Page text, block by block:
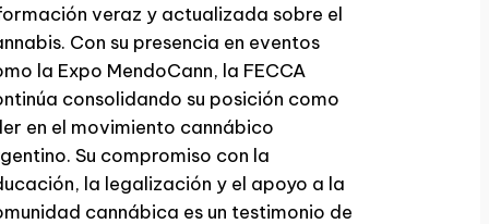
veraz y actualizada sobre el
Con su presencia en eventos
la Expo MendoCann, la FECCA
consolidando su posición como
en el movimiento cannábico
Su compromiso con la
la legalización y el apoyo a la
cannábica es un testimonio de